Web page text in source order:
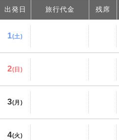
出発日 旅行代金 残席
1(土)
2(日)
3(月)
4(火)